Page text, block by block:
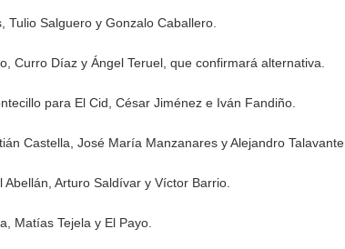
Salguero y Gonzalo Caballero.
Curro Díaz y Ángel Teruel, que confirmará alternativa.
para El Cid, César Jiménez e Iván Fandiño.
Castella, José María Manzanares y Alejandro Talavante.
Arturo Saldívar y Víctor Barrio.
Matías Tejela y El Payo.